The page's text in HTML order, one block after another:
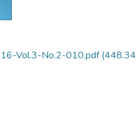
Vol.3-No.2-010.pdf(448.34